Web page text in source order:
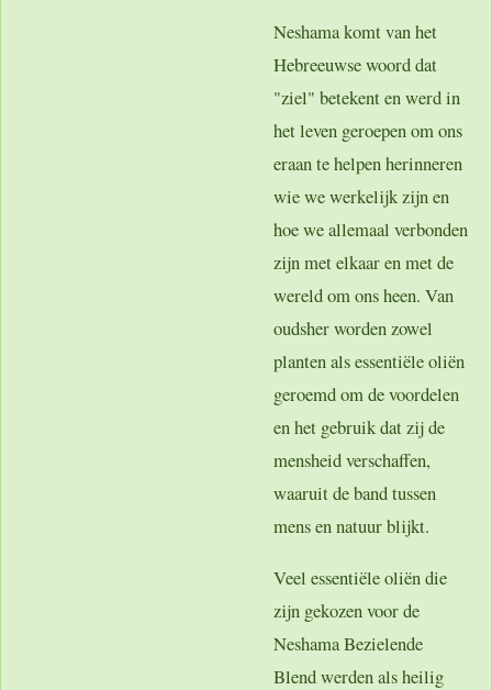
Neshama komt van het
Hebreeuwse woord dat
"ziel" betekent en werd in
het leven geroepen om ons
eraan te helpen herinneren
wie we werkelijk zijn en
hoe we allemaal verbonden
zijn met elkaar en met de
wereld om ons heen. Van
oudsher worden zowel
planten als essentiële oliën
geroemd om de voordelen
en het gebruik dat zij de
mensheid verschaffen,
waaruit de band tussen
mens en natuur blijkt.
Veel essentiële oliën die
zijn gekozen voor de
Neshama Bezielende
Blend werden als heilig